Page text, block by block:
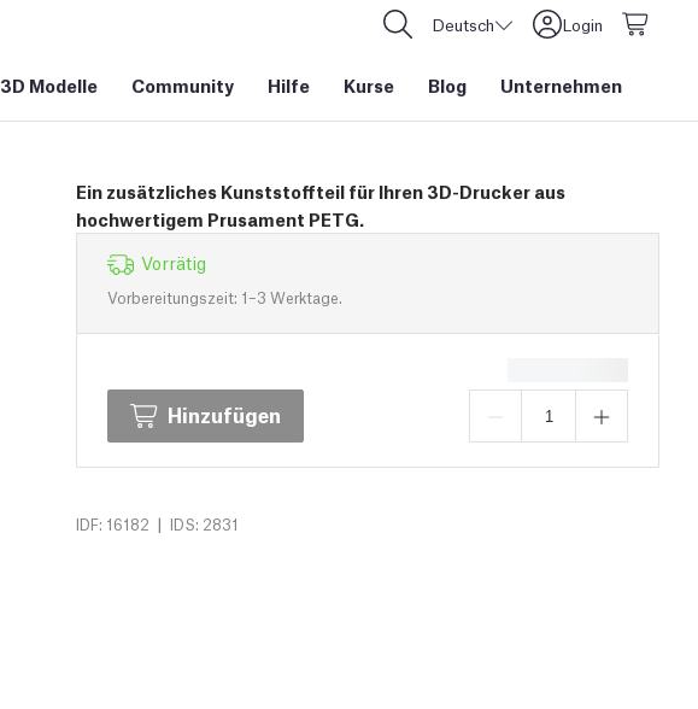
Deutsch Login
3D Modelle Community Hilfe Kurse Blog Unternehmen
Ein zusätzliches Kunststoffteil für Ihren 3D-Drucker aus
hochwertigem Prusament PETG.
Vorrätig
Vorbereitungszeit: 1–3 Werktage.
Hinzufügen
IDF: 16182 | IDS: 2831